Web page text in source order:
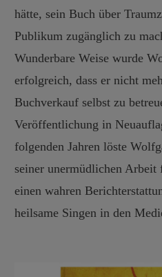
hätte, sein Buch über
Publikum zugänglich zu
Wunderbare Weise wurde
erfolgreich, dass er nicht
Buchverkauf selbst zu
Veröffentlichung in
folgenden Jahren löste
seiner unermüdlichen Arbeit
einen wahren
heilsame Singen in den